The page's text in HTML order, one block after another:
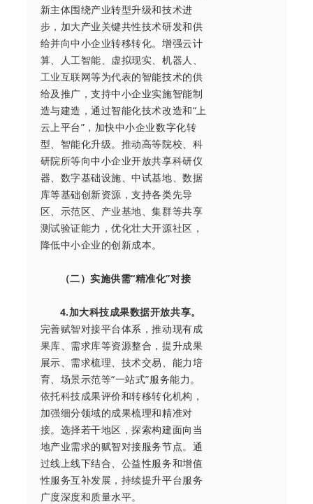
新主体围绕产业转型升级和技术进
步，加大产业关键共性技术研发和供
给并向中小企业转移转化。增强云计
算、人工智能、虚拟现实、机器人、
工业互联网等为代表的智能技术的供
给及推广，支持中小企业实施智能制
造与建造，通过智能化技术改造和“上
云上平台”，加快中小企业数字化转
型、智能化升级。推动高等院校、科
研院所等向中小企业开放共享科研仪
器、数字基础设施、中试基地、数据
库等基础创新资源，支持各类先导
区、示范区、产业基地、集群等共享
测试验证能力，优化壮大开源社区，
降低中小企业的创新成本。
（二）实施供需“精准化”对接
4.加大科技成果数据开放共享。
完善赋智对接平台体系，推动现有成
果库、需求库等资源整合，提升成果
展示、需求梳理、技术交易、能力培
育、场景示范等“一站式”服务能力。
依托科技成果评价和转移转化机构，
加强细分领域的成果梳理和精准对
接。选择若干地区，探索构建面向当
地产业需求的赋智对接服务节点。通
过线上线下结合、公益性服务和增值
性服务互补发展，持续提升平台服务
广度深度和质量水平。